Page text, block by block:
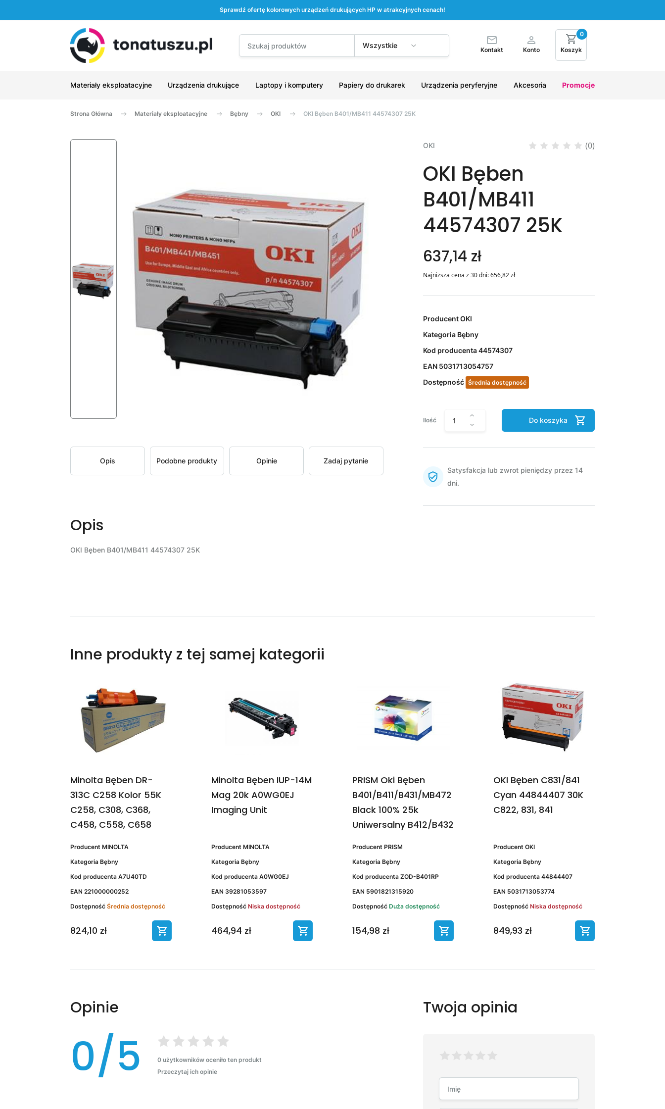
Sprawdź ofertę kolorowych urządzeń drukujących HP w atrakcyjnych cenach!
Wszystkie
Kontakt Konto Koszyk
0
Materiały eksploatacyjne Urządzenia drukujące Laptopy i komputery Papiery do drukarek Urządzenia peryferyjne Akcesoria Promocje
Strona Główna Materiały eksploatacyjne Bębny OKI OKI Bęben B401/MB411 44574307 25K
Opis Podobne produkty Opinie Zadaj pytanie
OKI (0)
OKI Bęben
B401/MB411
44574307 25K
637,14 zł
Najniższa cena z 30 dni:656,82zł
ProducentOKI
Kategoria Bębny
Kod producenta44574307
EAN 5031713054757
Dostępność Średnia dostępność
Ilość Do koszyka
Satysfakcja lub zwrot pieniędzy przez 14
dni.
Opis
OKI Bęben B401/MB411 44574307 25K
Inne produkty z tej samej kategorii
Minolta Bęben DR-
313C C258 Kolor 55K
C258, C308, C368,
C458, C558, C658
Producent MINOLTA
Kategoria Bębny
Kod producenta A7U40TD
EAN 221000000252
Dostępność Średnia dostępność
824,10 zł
Minolta Bęben IUP-14M
Mag 20k A0WG0EJ
Imaging Unit
Producent MINOLTA
Kategoria Bębny
Kod producenta A0WG0EJ
EAN 39281053597
Dostępność Niska dostępność
464,94 zł
PRISM Oki Bęben
B401/B411/B431/MB472
Black 100% 25k
Uniwersalny B412/B432
Producent PRISM
Kategoria Bębny
Kod producenta ZOD-B401RP
EAN 5901821315920
Dostępność Duża dostępność
154,98 zł
OKI Bęben C831/841
Cyan 44844407 30K
C822, 831, 841
Producent OKI
Kategoria Bębny
Kod producenta 44844407
EAN 5031713053774
Dostępność Niska dostępność
849,93 zł
Opinie
0/5
0 użytkowników oceniło ten produkt
Przeczytaj ich opinie
Twoja opinia